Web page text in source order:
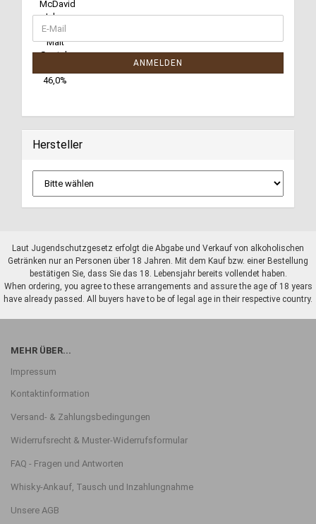
ANMELDEN
Hersteller
Laut Jugendschutzgesetz erfolgt die Abgabe und Verkauf von alkoholischen
Getränken nur an Personen über 18 Jahren. Mit dem Kauf bzw. einer Bestellung
bestätigen Sie, dass Sie das 18. Lebensjahr bereits vollendet haben.
When ordering, you agree to these arrangements and assure the age of 18 years
have already passed. All buyers have to be of legal age in their respective country.
MEHR ÜBER...
Impressum
Kontaktinformation
Versand- & Zahlungsbedingungen
Widerrufsrecht & Muster-Widerrufsformular
FAQ - Fragen und Antworten
Whisky-Ankauf, Tausch und Inzahlungnahme
Unsere AGB